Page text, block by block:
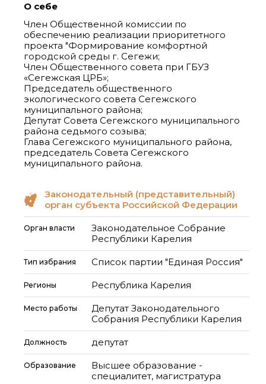
О себе
Член Общественной комиссии по
обеспечению реализации приоритетного
проекта "Формирование комфортной
городской среды г. Сегежи;
Член Общественного совета при ГБУЗ
«Сегежская ЦРБ»;
Председатель общественного
экологического совета Сегежского
муниципального района;
Депутат Совета Сегежского муниципального
района седьмого созыва;
Глава Сегежского муниципального района,
председатель Совета Сегежского
муниципального района.
Законодательный (представительный)
орган субъекта Российской Федерации
Орган власти
Законодательное Собрание
Республики Карелия
Тип избрания Список партии "Единая Россия"
Регионы Республика Карелия
Место работы
Депутат Законодательного
Собрания Республики Карелия
Должность депутат
Образование
Высшее образование -
специалитет, магистратура